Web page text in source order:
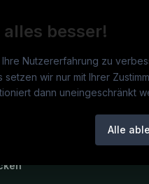
besser!
Ihre Nutzererfahrung zu
wir nur mit Ihrer
dann uneingeschränkt
Alle
Jobs
Jobkategorien